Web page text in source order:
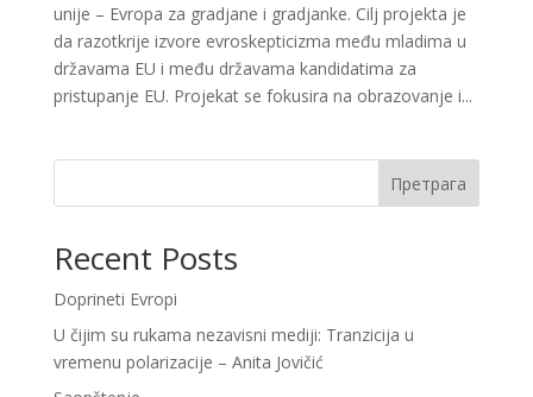
unije – Evropa za gradjane i gradjanke. Cilj projekta je
da razotkrije izvore evroskepticizma među mladima u
državama EU i među državama kandidatima za
pristupanje EU. Projekat se fokusira na obrazovanje i...
Претрага
Recent Posts
Doprineti Evropi
U čijim su rukama nezavisni mediji: Tranzicija u
vremenu polarizacije – Anita Jovičić